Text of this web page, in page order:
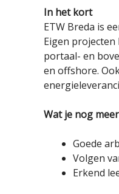
In het kort
ETW Breda is
Eigen
portaal- en
en offshore.
Wat je nog
Goede
Volgen
Erkend